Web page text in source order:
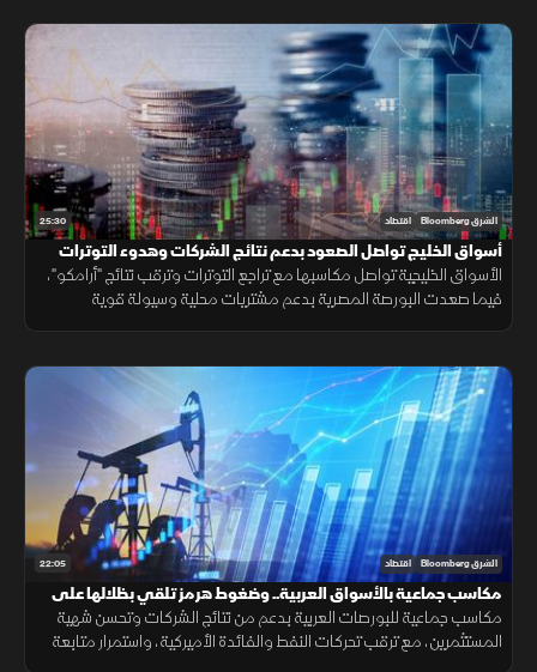
25:30 الشرق Bloomberg اقتصاد
أسواق الخليج تواصل الصعود بدعم نتائج الشركات وهدوء التوترات
الأسواق الخليجية تواصل مكاسبها مع تراجع التوترات وترقب نتائج "أرامكو"،
فيما صعدت البورصة المصرية بدعم مشتريات محلية وسيولة قوية
22:05 الشرق Bloomberg اقتصاد
مكاسب جماعية بالأسواق العربية.. وضغوط هرمز تلقي بظلالها على
الطاقة
مكاسب جماعية للبورصات العربية بدعم من نتائج الشركات وتحسن شهية
المستثمرين، مع ترقب تحركات النفط والفائدة الأميركية، واستمرار متابعة